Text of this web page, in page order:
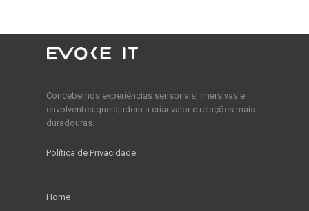
Concebemos experiências sensoriais, imersivas e
envolventes que ajudem a criar valor e relações mais
duradouras.
Política de Privacidade
Home